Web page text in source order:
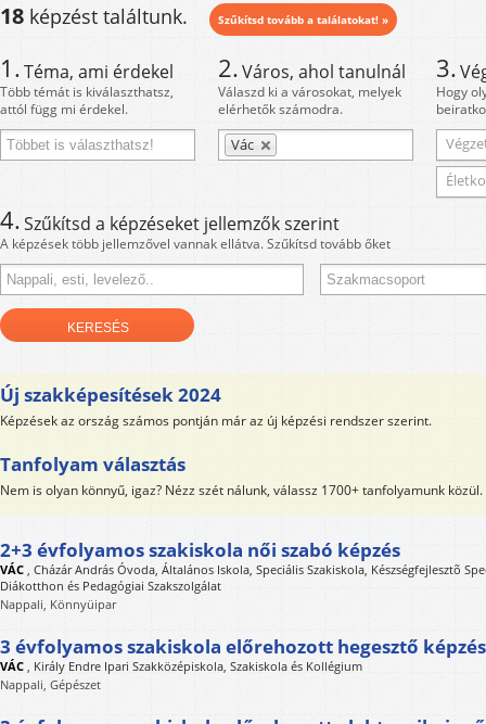
18 képzést találtunk. Szűkítsd tovább a találatokat! »
1.Téma, ami érdekel
Több témát is kiválaszthatsz,
attól függ mi érdekel.
2.Város, ahol tanulnál
Válaszd ki a városokat, melyek
elérhetők számodra.
Vác
3.
Hogy
4.Szűkítsd a képzéseket jellemzők szerint
A képzések több jellemzővel vannak ellátva. Szűkítsd tovább őket
Új szakképesítések 2024
Képzések az ország számos pontján már az új képzési rendszer szerint.
Tanfolyam választás
Nem is olyan könnyű, igaz? Nézz szét nálunk, válassz 1700+ tanfolyamunk közül.
2+3 évfolyamos szakiskola női szabó képzés
VÁC , Cházár András Óvoda, Általános Iskola, Speciális Szakiskola, Készségfejlesztõ
Diákotthon és Pedagógiai Szakszolgálat
Nappali, Könnyüipar
3 évfolyamos szakiskola előrehozott hegesztő képzés
VÁC , Király Endre Ipari Szakközépiskola, Szakiskola és Kollégium
Nappali, Gépészet